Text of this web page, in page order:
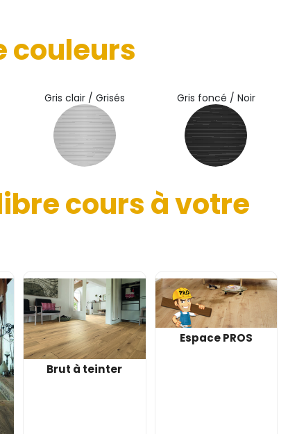
couleurs
Gris clair / Grisés Gris foncé / Noir
cours à votre
Brut à teinter
Espace PROS